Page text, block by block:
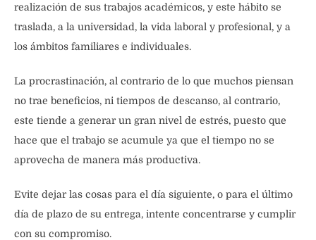
realización de sus trabajos académicos, y este hábito se
traslada, a la universidad, la vida laboral y profesional, y a
los ámbitos familiares e individuales.
La procrastinación, al contrario de lo que muchos piensan
no trae beneficios, ni tiempos de descanso, al contrario,
este tiende a generar un gran nivel de estrés, puesto que
hace que el trabajo se acumule ya que el tiempo no se
aprovecha de manera más productiva.
Evite dejar las cosas para el día siguiente, o para el último
día de plazo de su entrega, intente concentrarse y cumplir
con su compromiso.